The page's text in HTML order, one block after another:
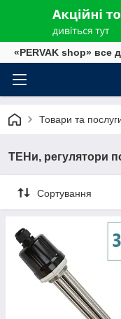
«PERVAK shop» все
Товари та
ТЕНи, регулятори
Сортування